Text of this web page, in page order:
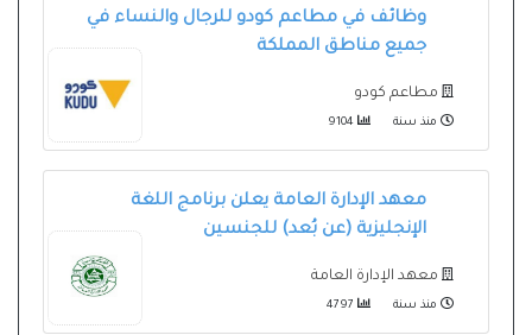
وظائف في مطاعم كودو للرجال والنساء في
جميع مناطق المملكة
مطاعم كودو
منذ سنة
معهد الإدارة العامة يعلن برنامج اللغة
الإنجليزية (عن بُعد) للجنسين
معهد الإدارة العامة
منذ سنة